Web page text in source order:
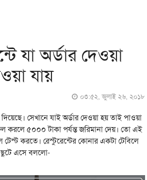
যা অর্ডার দেওয়া
যায়
০৩:৫২, জুলাই ২৬, ২০১৮
সেখানে যাই অর্ডার দেওয়া হয় তাই পাওয়া
করলে ৫০০০ টাকা পর্যন্ত জরিমানা দেয়। তো এই
করতে। রেস্টুরেন্টের কোনার একটা টেবিলে
ছুটে এসে বললো-